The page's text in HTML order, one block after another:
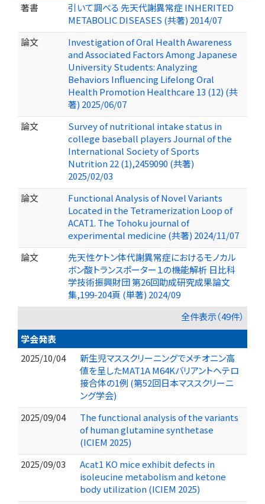
著書
引いて調べる 先天代謝異常症 INHERITED
METABOLIC DISEASES (共著) 2014/07
論文
Investigation of Oral Health Awareness
and Associated Factors Among Japanese
University Students: Analyzing
Behaviors Influencing Lifelong Oral
Health Promotion Healthcare 13 (12) (共
著) 2025/06/07
論文
Survey of nutritional intake status in
college baseball players Journal of the
International Society of Sports
Nutrition 22 (1),2459090 (共著)
2025/02/03
論文
Functional Analysis of Novel Variants
Located in the Tetramerization Loop of
ACAT1. The Tohoku journal of
experimental medicine (共著) 2024/11/07
論文
先天性ケトン体代謝異常症におけるモノカル
ボン酸トランスポーター１の機能解析 日比科
学技術振興財団 第26回助成研究成果論文
集,199-204頁 (単著) 2024/09
全件表示（49件）
学会発表
2025/10/04
新生児マススクリーニングでメチオニン高
値を呈したMAT1A M64Kバリアントヘテロ
接合体の1例 (第52回日本マススクリーニ
ング学会)
2025/09/04
The functional analysis of the variants
of human glutamine synthetase
(ICIEM 2025)
2025/09/03
Acat1 KO mice exhibit defects in
isoleucine metabolism and ketone
body utilization (ICIEM 2025)